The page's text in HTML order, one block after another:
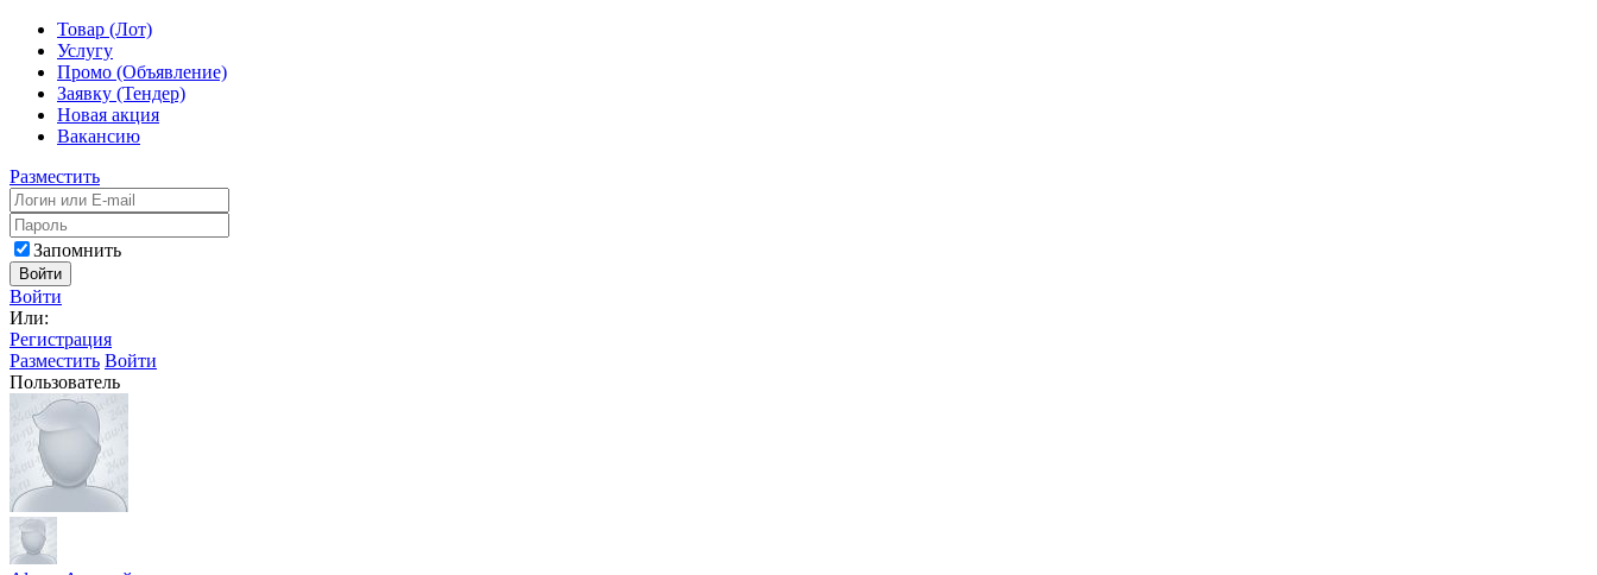
Товар (Лот)
Услугу
Промо (Объявление)
Заявку (Тендер)
Новая акция
Вакансию
Разместить
Запомнить
Войти
Войти
Или:
Регистрация
Разместить Войти
Пользователь